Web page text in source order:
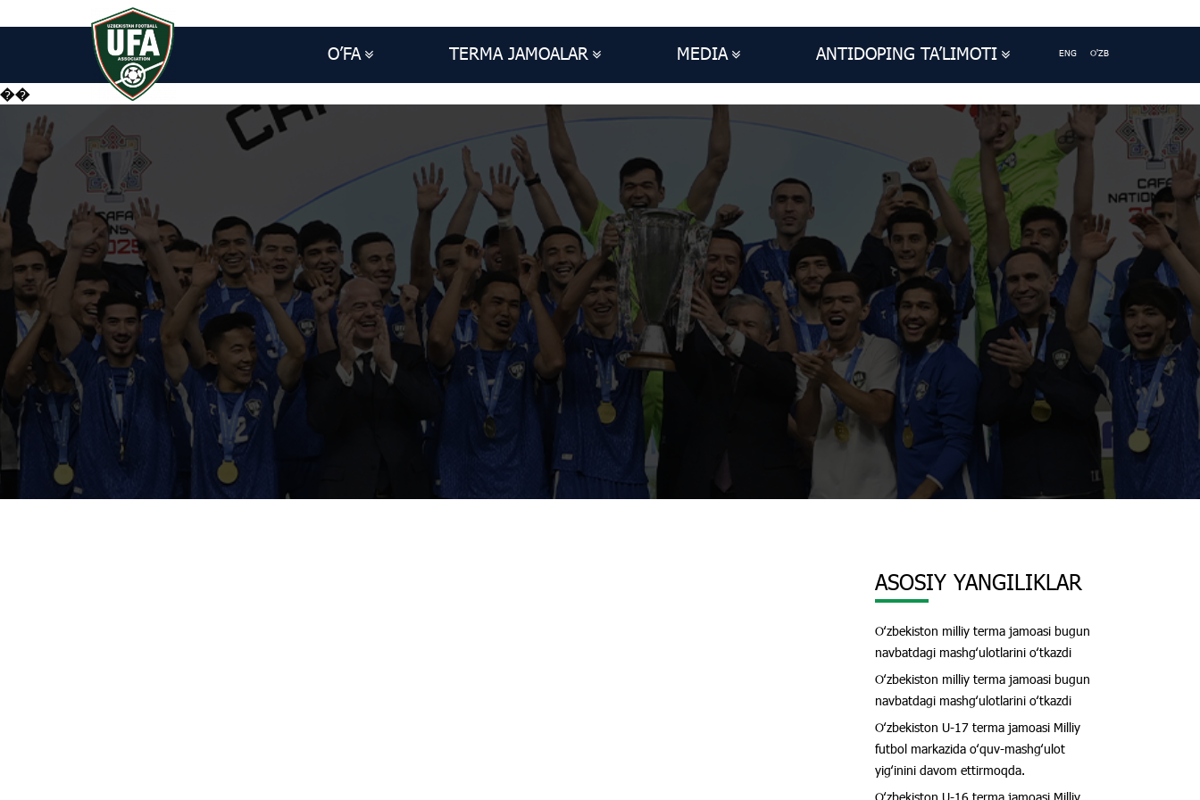
O’FA TERMA JAMOALAR MEDIA ANTIDOPING TA’LIMOTI ENG O'ZB
��
ASOSIY YANGILIKLAR
Oʻzbekiston milliy terma jamoasi bugun
navbatdagi mashgʻulotlarini oʻtkazdi
Oʻzbekiston milliy terma jamoasi bugun
navbatdagi mashgʻulotlarini oʻtkazdi
Oʻzbekiston U-17 terma jamoasi Milliy
futbol markazida oʻquv-mashgʻulot
yigʻinini davom ettirmoqda.
Oʻzbekiston U-16 terma jamoasi Milliy